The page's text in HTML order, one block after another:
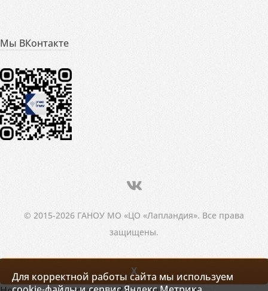
Мы ВКонтакте
© 2015-2026 ГАНОУ МО «ЦО «Лапландия». Все права
защищены.
Для корректной работы сайта мы используем
X